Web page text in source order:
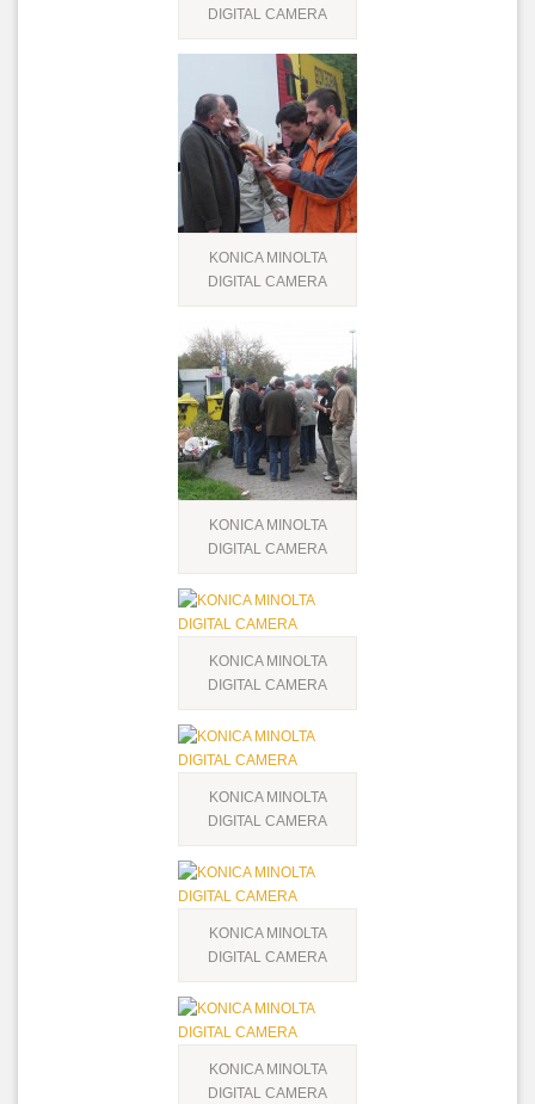
DIGITAL CAMERA
KONICA MINOLTA
DIGITAL CAMERA
KONICA MINOLTA
DIGITAL CAMERA
KONICA MINOLTA
DIGITAL CAMERA
KONICA MINOLTA
DIGITAL CAMERA
KONICA MINOLTA
DIGITAL CAMERA
KONICA MINOLTA
DIGITAL CAMERA